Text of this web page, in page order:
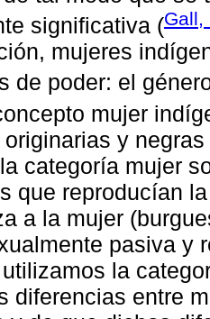
significativa (Gall,
mujeres
de poder: el
mujer
y
categoría mujer
que reproducían
a la mujer
pasiva y
la
diferencias entre